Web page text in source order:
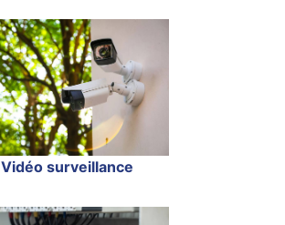
Vidéo surveillance